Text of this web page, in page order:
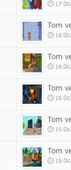
17
16
16
15
15
15